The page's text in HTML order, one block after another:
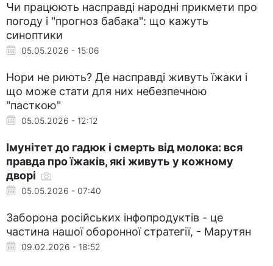
Чи працюють насправді народні прикмети про
погоду і "прогноз бабака": що кажуть
синоптики
05.05.2026 - 15:06
Нори не риють? Де насправді живуть їжаки і
що може стати для них небезпечною
"пасткою"
05.05.2026 - 12:12
Імунітет до гадюк і смерть від молока: вся
правда про їжаків, які живуть у кожному
дворі
05.05.2026 - 07:40
Заборона російських інфопродуктів - це
частина нашої оборонної стратегії, - Марутян
09.02.2026 - 18:52